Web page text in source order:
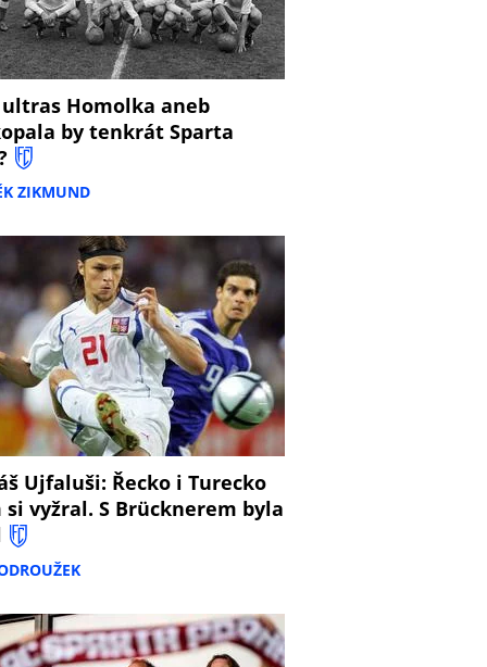
ultras Homolka aneb
by tenkrát Sparta
ZIKMUND
Ujfaluši: Řecko i Turecko
si vyžral. S Brücknerem byla
8